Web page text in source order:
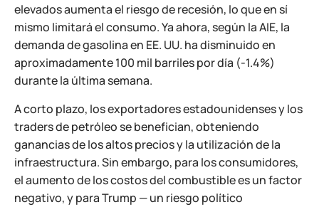
elevados aumenta el riesgo de recesión, lo que en sí
mismo limitará el consumo. Ya ahora, según la AIE, la
demanda de gasolina en EE. UU. ha disminuido en
aproximadamente 100 mil barriles por día (-1.4%)
durante la última semana.
A corto plazo, los exportadores estadounidenses y los
traders de petróleo se benefician, obteniendo
ganancias de los altos precios y la utilización de la
infraestructura. Sin embargo, para los consumidores,
el aumento de los costos del combustible es un factor
negativo, y para Trump — un riesgo político